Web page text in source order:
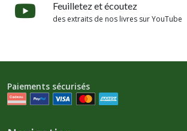
Feuilletez et écoutez
des extraits de nos livres sur YouTube
Paiements sécurisés